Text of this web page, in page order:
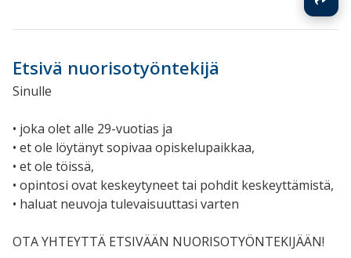
Etsivä nuorisotyöntekijä
Sinulle
• joka olet alle 29-vuotias ja
• et ole löytänyt sopivaa opiskelupaikkaa,
• et ole töissä,
• opintosi ovat keskeytyneet tai pohdit keskeyttämistä,
• haluat neuvoja tulevaisuuttasi varten
OTA YHTEYTTÄ ETSIVÄÄN NUORISOTYÖNTEKIJÄÄN!